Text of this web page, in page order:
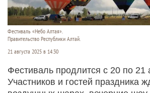
Фестиваль «Небо Алтая».
Правительство Республики Алтай.
21 августа 2025 в 14:30
Фестиваль продлится с 20 по 21
Участников и гостей праздника